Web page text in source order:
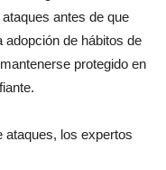
antes de que
adopción de hábitos de
protegido en
ataques, los expertos